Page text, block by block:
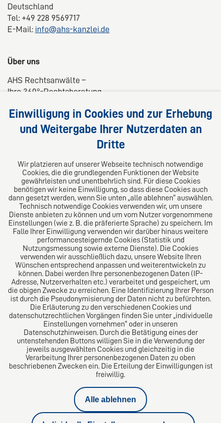
Deutschland
Tel: +49 228 9569717
E-Mail: info@ahs-kanzlei.de
Über uns
AHS Rechtsanwälte –
Ihre 360°-Rechtsberatung
praxisnahe Lösungen für Ihre Rechtsfragen.
Das europäische Kanzlei-Netzwerk
Impressum
Datenschutz
Einwilligung in Cookies und zur Erhebung
und Weitergabe Ihrer Nutzerdaten an
Dritte
Wir platzieren auf unserer Webseite technisch notwendige
Cookies, die die grundlegenden Funktionen der Website
gewährleisten und unentbehrlich sind. Für diese Cookies
benötigen wir keine Einwilligung, so dass diese Cookies auch
dann gesetzt werden, wenn Sie unten „alle ablehnen“ auswählen.
Technisch notwendige Cookies verwenden wir, um unsere
Dienste anbieten zu können und um vom Nutzer vorgenommene
Einstellungen (wie z. B. die präferierte Sprache) zu speichern. Im
Falle Ihrer Einwilligung verwenden wir darüber hinaus weitere
performancesteigernde Cookies (Statistik und
Nutzungsmessung sowie externe Dienste). Die Cookies
verwenden wir ausschließlich dazu, unsere Website Ihren
Wünschen entsprechend anpassen und weiterentwickeln zu
können. Dabei werden Ihre personenbezogenen Daten (IP-
Adresse, Nutzerverhalten etc.) verarbeitet und gespeichert, um
die obigen Zwecke zu erreichen. Eine Identifizierung Ihrer Person
ist durch die Pseudonymisierung der Daten nicht zu befürchten.
Die Erläuterung zu den verschiedenen Cookies und
datenschutzrechtlichen Vorgängen finden Sie unter „individuelle
Einstellungen vornehmen“ oder in unseren
Datenschutzhinweisen. Durch die Betätigung eines der
untenstehenden Buttons willigen Sie in die Verwendung der
jeweils ausgewählten Cookies und gleichzeitig in die
Verarbeitung Ihrer personenbezogenen Daten zu oben
beschriebenen Zwecken ein. Die Erteilung der Einwilligungen ist
freiwillig.
Alle ablehnen